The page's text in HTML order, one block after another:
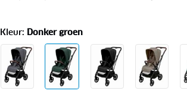
Kleur: Donker groen